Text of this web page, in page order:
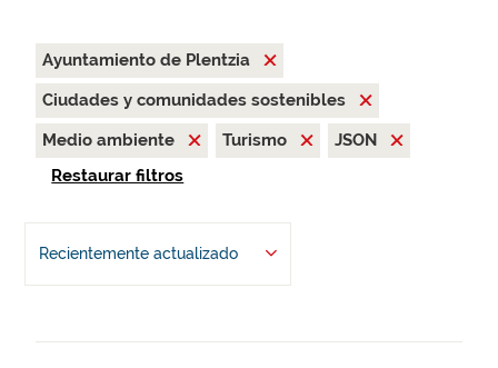
Ayuntamiento de Plentzia
Ciudades y comunidades sostenibles
Medio ambiente
Turismo
JSON
Restaurar filtros
Recientemente actualizado